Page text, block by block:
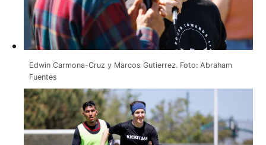
Edwin Carmona-Cruz y Marcos Gutierrez. Foto: Abraham
Fuentes